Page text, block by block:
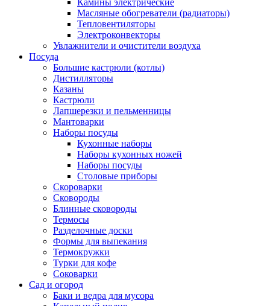
Камины электрические
Масляные обогреватели (радиаторы)
Тепловентиляторы
Электроконвекторы
Увлажнители и очистители воздуха
Посуда
Большие кастрюли (котлы)
Дистилляторы
Казаны
Кастрюли
Лапшерезки и пельменницы
Мантоварки
Наборы посуды
Кухонные наборы
Наборы кухонных ножей
Наборы посуды
Столовые приборы
Скороварки
Сковороды
Блинные сковороды
Термосы
Разделочные доски
Формы для выпекания
Термокружки
Турки для кофе
Соковарки
Сад и огород
Баки и ведра для мусора